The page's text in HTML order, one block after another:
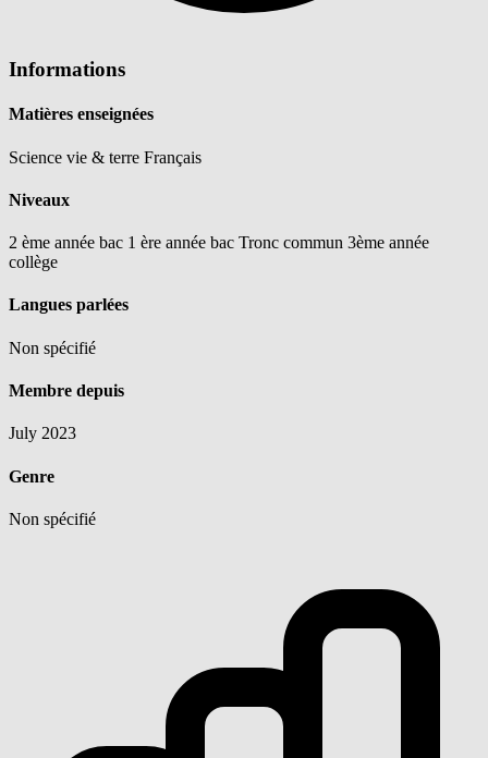
Informations
Matières enseignées
Science vie & terre Français
Niveaux
2 ème année bac 1 ère année bac Tronc commun 3ème année
collège
Langues parlées
Non spécifié
Membre depuis
July 2023
Genre
Non spécifié